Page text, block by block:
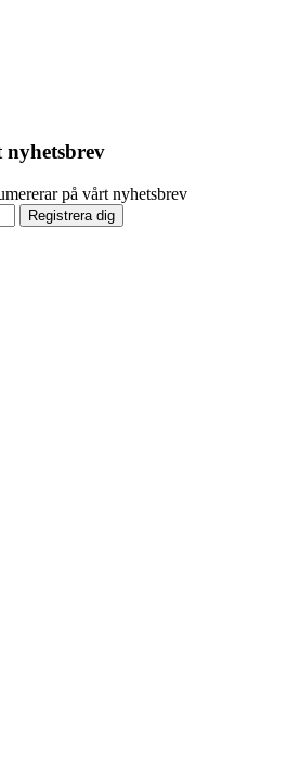
nyhetsbrev
på vårt nyhetsbrev
Registrera dig